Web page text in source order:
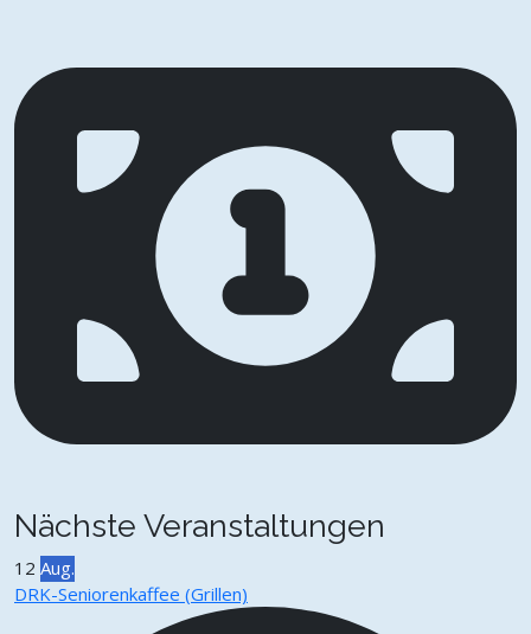
Nächste Veranstaltungen
12 Aug.
DRK-Seniorenkaffee (Grillen)